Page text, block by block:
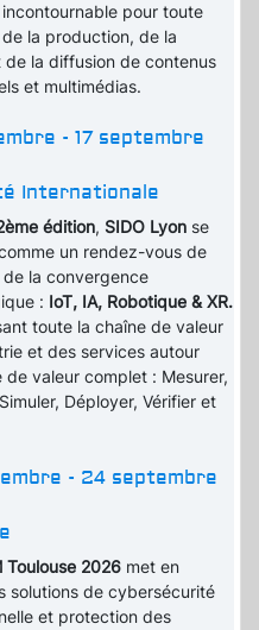
pour toute
la production, de la
de la diffusion de contenus
et multimédias.
- 17 septembre
Internationale
édition, SIDO Lyon se
un rendez-vous de
la convergence
: IoT, IA, Robotique & XR.
toute la chaîne de valeur
et des services autour
de valeur complet : Mesurer,
Déployer, Vérifier et
- 24 septembre
Toulouse 2026 met en
solutions de cybersécurité
et protection des